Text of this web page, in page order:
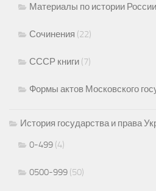
Материалы по истории России
Сочинения (22)
СССР книги (7)
Формы актов Московского
История государства и права
0-499 (4)
0500-999 (50)